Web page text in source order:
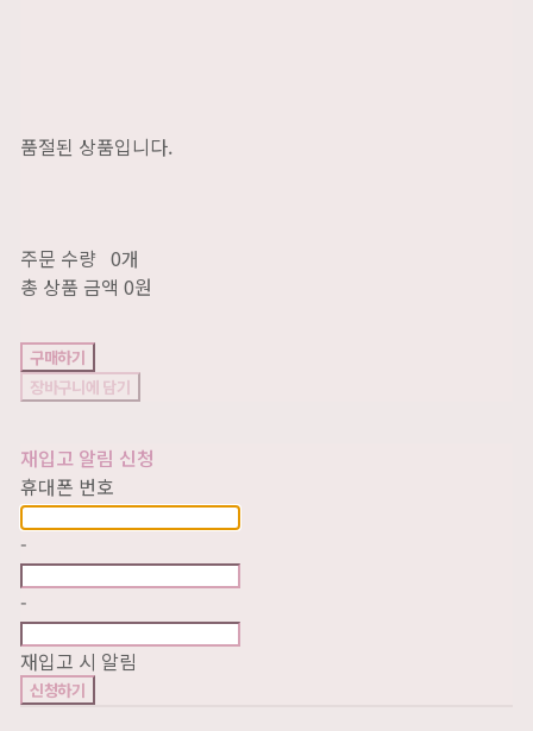
품절된 상품입니다.
주문 수량 0개
총 상품 금액 0원
구매하기
장바구니에 담기
재입고 알림 신청
휴대폰 번호
-
-
재입고 시 알림
신청하기